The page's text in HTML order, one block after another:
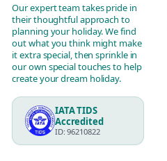
Our expert team takes pride in
their thoughtful approach to
planning your holiday. We find
out what you think might make
it extra special, then sprinkle in
our own special touches to help
create your dream holiday.
IATA TIDS
Accredited
ID: 96210822